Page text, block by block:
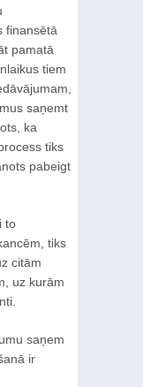
finansētā
pamatā
tiem
saņemt
ka
tiks
pabeigt
to
tiks
citām
uz kurām
saņem
ir